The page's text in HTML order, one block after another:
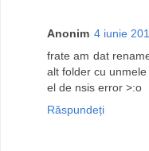
Anonim 4 iunie
frate am dat
alt folder cu
el de nsis error >:o
Răspundeți